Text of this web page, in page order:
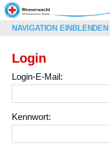
NAVIGATION EINBLENDEN
Login
Login-E-Mail:
Kennwort: